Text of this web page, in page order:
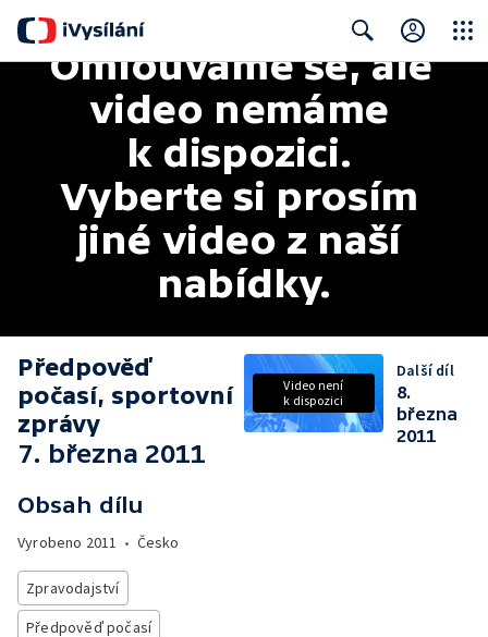
Search
Omlouváme se, ale
video nemáme
k dispozici.
Vyberte si prosím
jiné video z naší
nabídky.
Předpověď
počasí, sportovní
zprávy
7. března 2011
Obsah dílu
Vyrobeno 2011 • Česko
Zpravodajství
Předpověď počasí
Video není
k dispozici
Další díl
8.
března
2011